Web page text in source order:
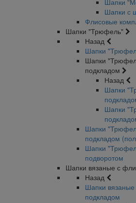
Шапки
Шапки с
Флисовые
Шапки "Трюфель"
Назад
Шапки
Шапки
подкладом
Назад
Шапки
Шапки
Шапки
подкладом
Шапки
подворотом
Шапки вязаные с
Назад
Шапки
подкладом